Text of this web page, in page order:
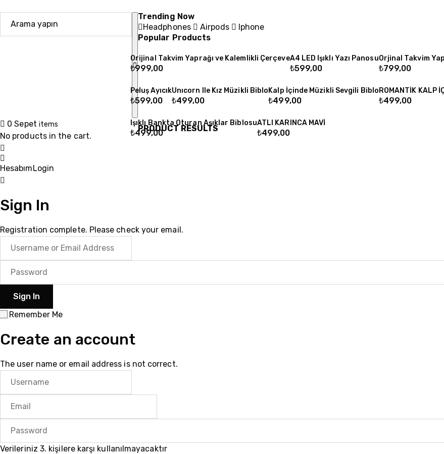
Trending Now
Headphones
Airpods
Iphone
Popular Products
Orijinal Takvim Yaprağı ve Kalemlikli Çerçeve
₺999,00
A4 LED Işıklı Yazı Panosu
₺599,00
Orjinal Takvim
₺799,00
Peluş Ayıcık
₺599,00
Unıcorn Ile Kız Müzikli Biblo
₺499,00
Kalp İçinde Müzikli Sevgili Biblo
₺499,00
ROMANTİK KALP
₺499,00
Işıklı Bankta Oturan Aşıklar Biblosu
₺499,00
ATLI KARINCA MAVİ
₺499,00
PRODUCT RESULTS
0 Sepet items
No products in the cart.
HesabımLogin
Sign In
Registration complete. Please check your email.
Remember Me
Create an account
The user name or email address is not correct.
Verileriniz 3. kişilere karşı kullanılmayacaktır